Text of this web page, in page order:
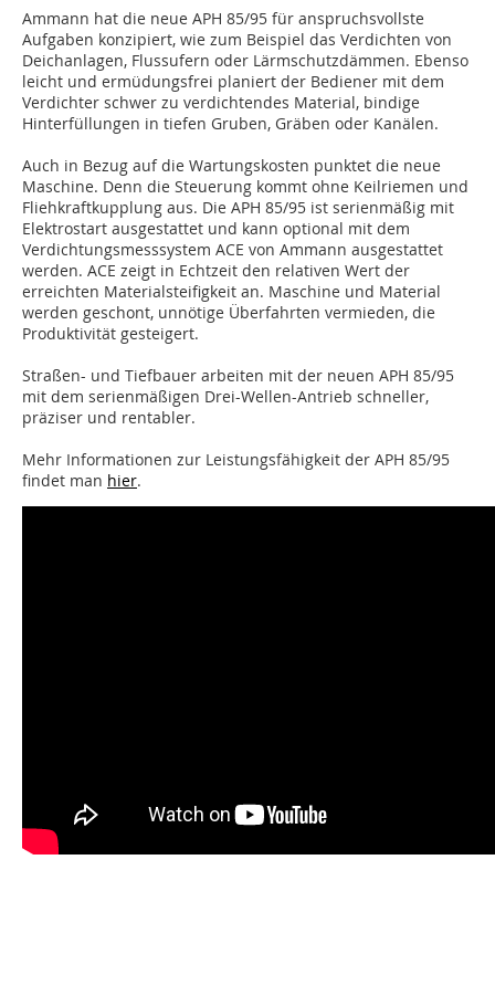
Ammann hat die neue APH 85/95 für anspruchsvollste
Aufgaben konzipiert, wie zum Beispiel das Verdichten von
Deichanlagen, Flussufern oder Lärmschutzdämmen. Ebenso
leicht und ermüdungsfrei planiert der Bediener mit dem
Verdichter schwer zu verdichtendes Material, bindige
Hinterfüllungen in tiefen Gruben, Gräben oder Kanälen.
Auch in Bezug auf die Wartungskosten punktet die neue
Maschine. Denn die Steuerung kommt ohne Keilriemen und
Fliehkraftkupplung aus. Die APH 85/95 ist serienmäßig mit
Elektrostart ausgestattet und kann optional mit dem
Verdichtungsmesssystem ACE von Ammann ausgestattet
werden. ACE zeigt in Echtzeit den relativen Wert der
erreichten Materialsteifigkeit an. Maschine und Material
werden geschont, unnötige Überfahrten vermieden, die
Produktivität gesteigert.
Straßen- und Tiefbauer arbeiten mit der neuen APH 85/95
mit dem serienmäßigen Drei-Wellen-Antrieb schneller,
präziser und rentabler.
Mehr Informationen zur Leistungsfähigkeit der APH 85/95
findet man hier.